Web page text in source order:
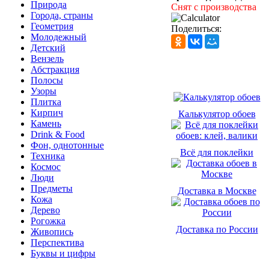
Природа
Города, страны
Геометрия
Молодежный
Детский
Вензель
Абстракция
Полосы
Узоры
Плитка
Кирпич
Камень
Drink & Food
Фон, однотонные
Техника
Космос
Люди
Предметы
Кожа
Дерево
Рогожка
Живопись
Перспектива
Буквы и цифры
Снят с производства
Поделиться:
Калькулятор обоев
Всё для поклейки
Доставка в Москве
Доставка по России